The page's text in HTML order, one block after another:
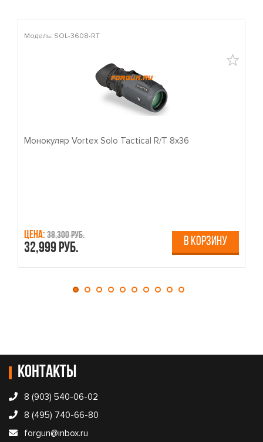
Модель: SOL-3608-RT
Монокуляр Vortex Solo Tactical R/T 8x36
Цена: 38,300 руб.
32,999 руб. В КОРЗИНУ
Контакты
8 (903) 540-06-02
8 (495) 740-66-80
forgun@inbox.ru